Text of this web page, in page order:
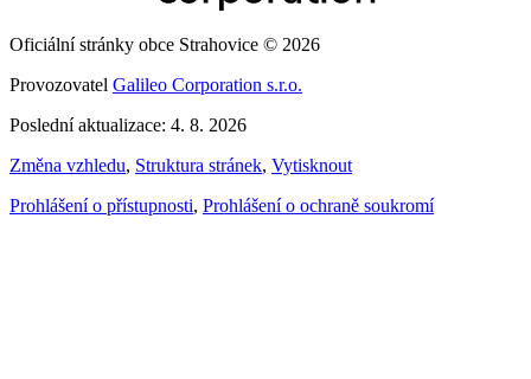
Oficiální stránky obce Strahovice © 2026
Provozovatel Galileo Corporation s.r.o.
Poslední aktualizace: 4. 8. 2026
Změna vzhledu, Struktura stránek, Vytisknout
Prohlášení o přístupnosti, Prohlášení o ochraně soukromí